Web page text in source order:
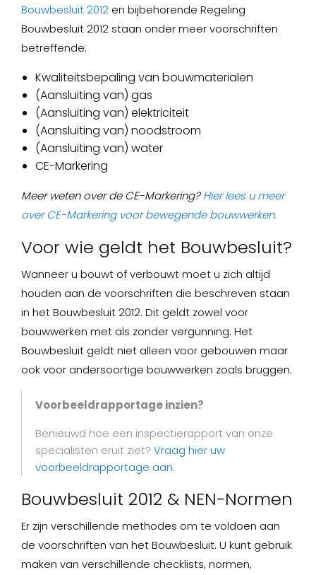
Bouwbesluit 2012 en bijbehorende Regeling
Bouwbesluit 2012 staan onder meer voorschriften
betreffende:
Kwaliteitsbepaling van bouwmaterialen
(Aansluiting van) gas
(Aansluiting van) elektriciteit
(Aansluiting van) noodstroom
(Aansluiting van) water
CE-Markering
Meer weten over de CE-Markering?Hier lees u meer
over CE-Markering voor bewegende bouwwerken.
Voor wie geldt het Bouwbesluit?
Wanneer u bouwt of verbouwt moet u zich altijd
houden aan de voorschriften die beschreven staan
in het Bouwbesluit 2012. Dit geldt zowel voor
bouwwerken met als zonder vergunning. Het
Bouwbesluit geldt niet alleen voor gebouwen maar
ook voor andersoortige bouwwerken zoals bruggen.
Voorbeeldrapportage inzien?
Benieuwd hoe een inspectierapport van onze
specialisten eruit ziet? Vraag hier uw
voorbeeldrapportage aan.
Bouwbesluit 2012 & NEN-Normen
Er zijn verschillende methodes om te voldoen aan
de voorschriften van het Bouwbesluit. U kunt gebruik
maken van verschillende checklists, normen,